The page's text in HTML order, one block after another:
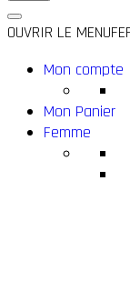
OUVRIR LE MENU
Mon compte
Mon Panier
Femme